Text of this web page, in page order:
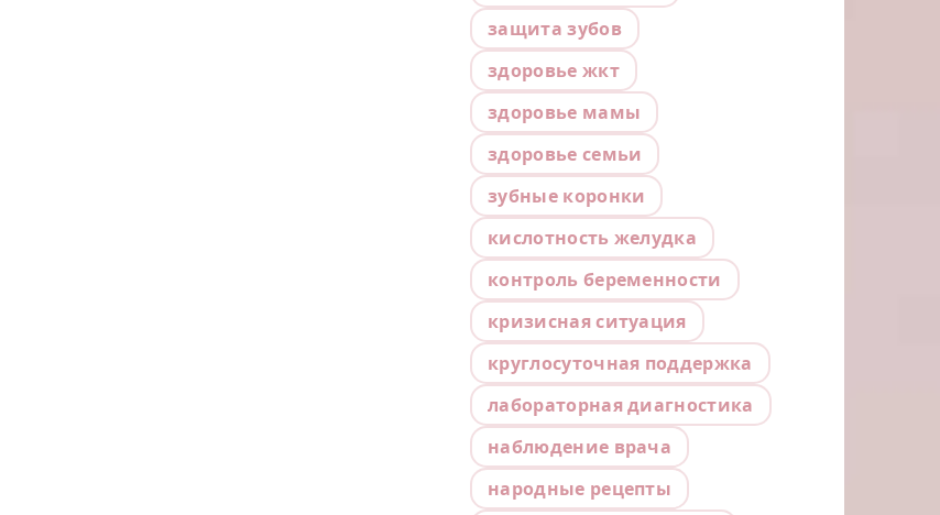
защита зубов
здоровье жкт
здоровье мамы
здоровье семьи
зубные коронки
кислотность желудка
контроль беременности
кризисная ситуация
круглосуточная поддержка
лабораторная диагностика
наблюдение врача
народные рецепты